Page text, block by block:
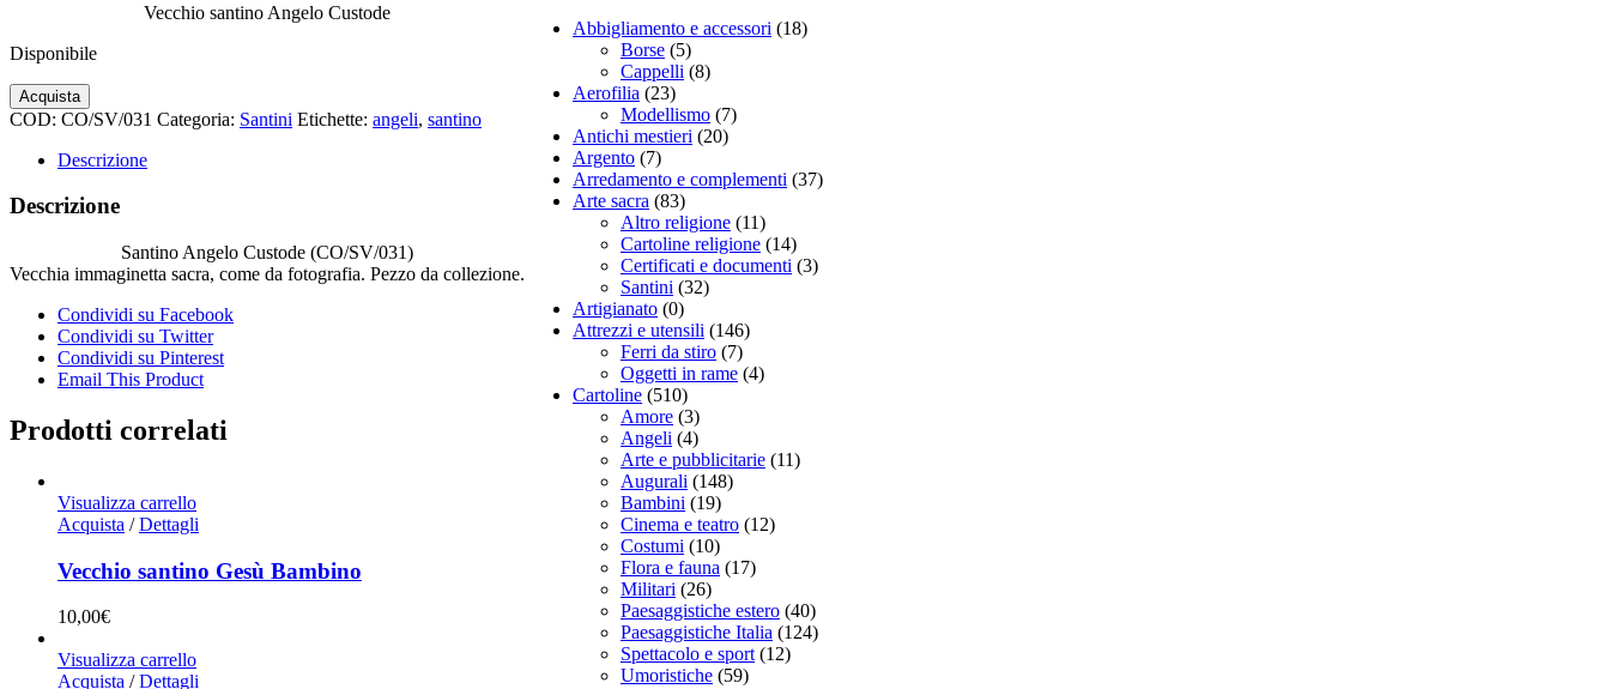
Vecchio santino Angelo Custode
Disponibile
Vecchio
santino
Custode
Acquista
COD: CO/SV/031 Categoria: Santini Etichette: angeli, santino
Descrizione
Descrizione
Santino Angelo Custode (CO/SV/031)
Vecchia immaginetta sacra, come da fotografia. Pezzo da collezione.
Condividi su Facebook
Condividi su Twitter
Condividi su Pinterest
Email This Product
Prodotti correlati
Visualizza carrello
Acquista / Dettagli
Vecchio santino Gesù Bambino
10,00€
Visualizza carrello
Acquista / Dettagli
Abbigliamento e accessori (18)
Borse (5)
Cappelli (8)
Aerofilia (23)
Modellismo (7)
Antichi mestieri (20)
Argento (7)
Arredamento e complementi (37)
Arte sacra (83)
Altro religione (11)
Cartoline religione (14)
Certificati e documenti (3)
Santini (32)
Artigianato (0)
Attrezzi e utensili (146)
Ferri da stiro (7)
Oggetti in rame (4)
Cartoline (510)
Amore (3)
Angeli (4)
Arte e pubblicitarie (11)
Augurali (148)
Bambini (19)
Cinema e teatro (12)
Costumi (10)
Flora e fauna (17)
Militari (26)
Paesaggistiche estero (40)
Paesaggistiche Italia (124)
Spettacolo e sport (12)
Umoristiche (59)